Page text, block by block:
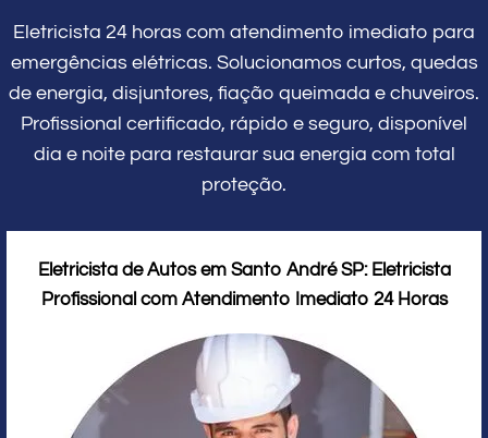
Eletricista 24 horas com atendimento imediato para
emergências elétricas. Solucionamos curtos, quedas
de energia, disjuntores, fiação queimada e chuveiros.
Profissional certificado, rápido e seguro, disponível
dia e noite para restaurar sua energia com total
proteção.
Eletricista de Autos em Santo André SP: Eletricista
Profissional com Atendimento Imediato 24 Horas